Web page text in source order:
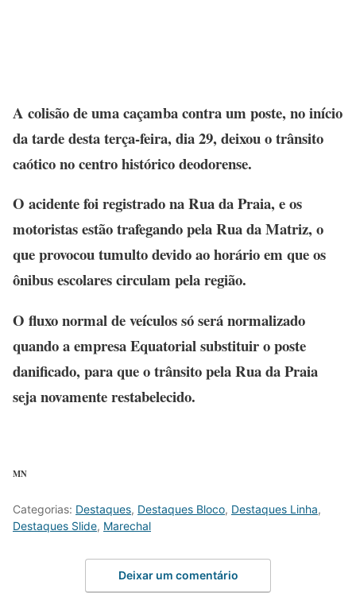
A colisão de uma caçamba contra um poste, no início
da tarde desta terça-feira, dia 29, deixou o trânsito
caótico no centro histórico deodorense.
O acidente foi registrado na Rua da Praia, e os
motoristas estão trafegando pela Rua da Matriz, o
que provocou tumulto devido ao horário em que os
ônibus escolares circulam pela região.
O fluxo normal de veículos só será normalizado
quando a empresa Equatorial substituir o poste
danificado, para que o trânsito pela Rua da Praia
seja novamente restabelecido.
MN
Categorias: Destaques, Destaques Bloco, Destaques Linha,
Destaques Slide, Marechal
Deixar um comentário